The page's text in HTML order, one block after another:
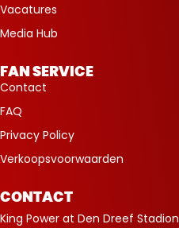
Vacatures
Media Hub
FAN SERVICE
Contact
FAQ
Privacy Policy
Verkoopsvoorwaarden
CONTACT
King Power at Den Dreef Stadion